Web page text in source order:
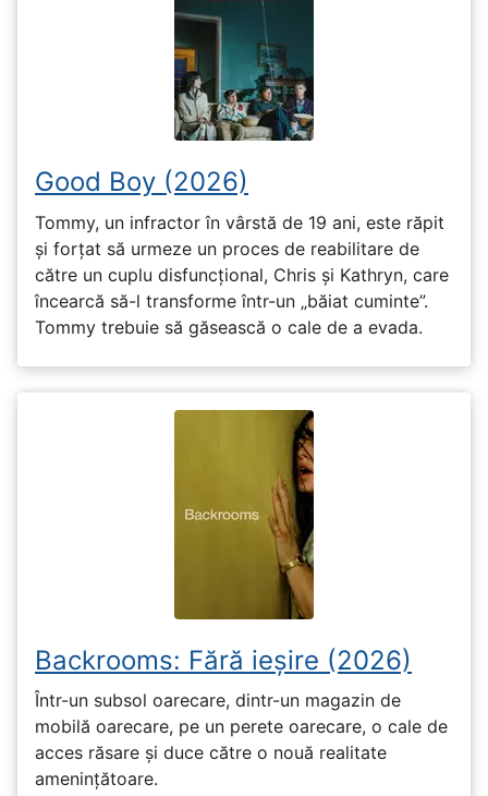
Good Boy (2026)
Tommy, un infractor în vârstă de 19 ani, este răpit
și forțat să urmeze un proces de reabilitare de
către un cuplu disfuncțional, Chris și Kathryn, care
încearcă să-l transforme într-un „băiat cuminte”.
Tommy trebuie să găsească o cale de a evada.
Backrooms: Fără ieșire (2026)
Într-un subsol oarecare, dintr-un magazin de
mobilă oarecare, pe un perete oarecare, o cale de
acces răsare și duce către o nouă realitate
amenințătoare.